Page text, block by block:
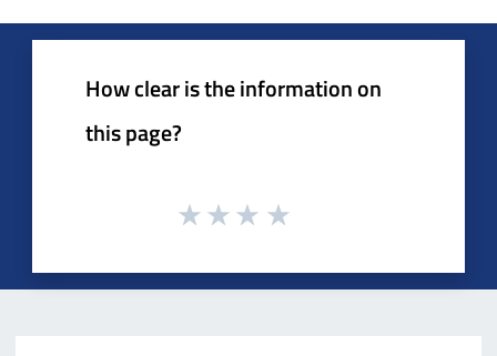
How clear is the information on
this page?